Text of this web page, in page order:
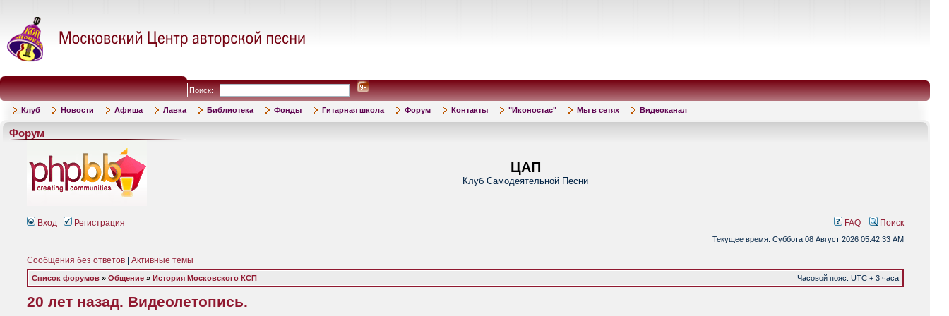
Поиск:
Клуб Новости Афиша Лавка Библиотека Фонды Гитарная школа Форум Контакты "Иконостас" Мы в сетях Видеоканал
Форум
ЦАП
Клуб Самодеятельной Песни
Вход Регистрация FAQ Поиск
Текущее время: Суббота 08 Август 2026 05:42:33 AM
Сообщения без ответов Активные темы
Список форумов » Общение » История Московского КСП Часовой пояс: UTC + 3 часа
20 лет назад. Видеолетопись.